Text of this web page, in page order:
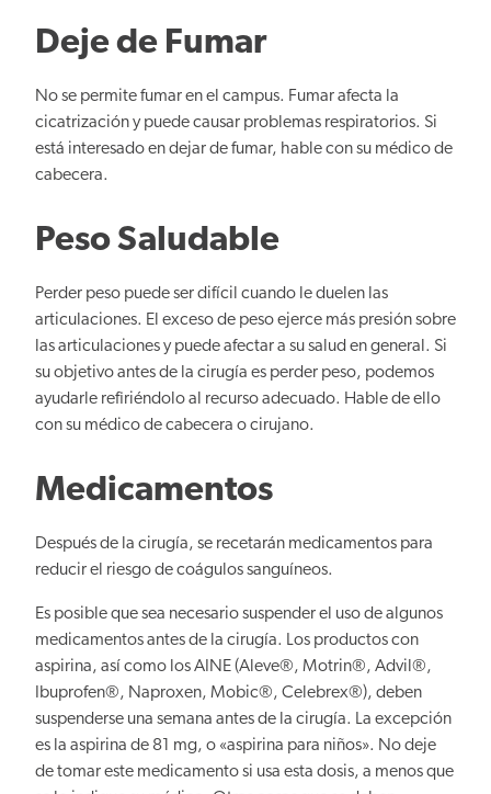
Deje de Fumar
No se permite fumar en el campus. Fumar afecta la
cicatrización y puede causar problemas respiratorios. Si
está interesado en dejar de fumar, hable con su médico de
cabecera.
Peso Saludable
Perder peso puede ser difícil cuando le duelen las
articulaciones. El exceso de peso ejerce más presión sobre
las articulaciones y puede afectar a su salud en general. Si
su objetivo antes de la cirugía es perder peso, podemos
ayudarle refiriéndolo al recurso adecuado. Hable de ello
con su médico de cabecera o cirujano.
Medicamentos
Después de la cirugía, se recetarán medicamentos para
reducir el riesgo de coágulos sanguíneos.
Es posible que sea necesario suspender el uso de algunos
medicamentos antes de la cirugía. Los productos con
aspirina, así como los AINE (Aleve®, Motrin®, Advil®,
Ibuprofen®, Naproxen, Mobic®, Celebrex®), deben
suspenderse una semana antes de la cirugía. La excepción
es la aspirina de 81 mg, o «aspirina para niños». No deje
de tomar este medicamento si usa esta dosis, a menos que